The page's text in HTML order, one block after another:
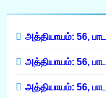
அத்தியாயம்: 56,
அத்தியாயம்: 56,
அத்தியாயம்: 56,